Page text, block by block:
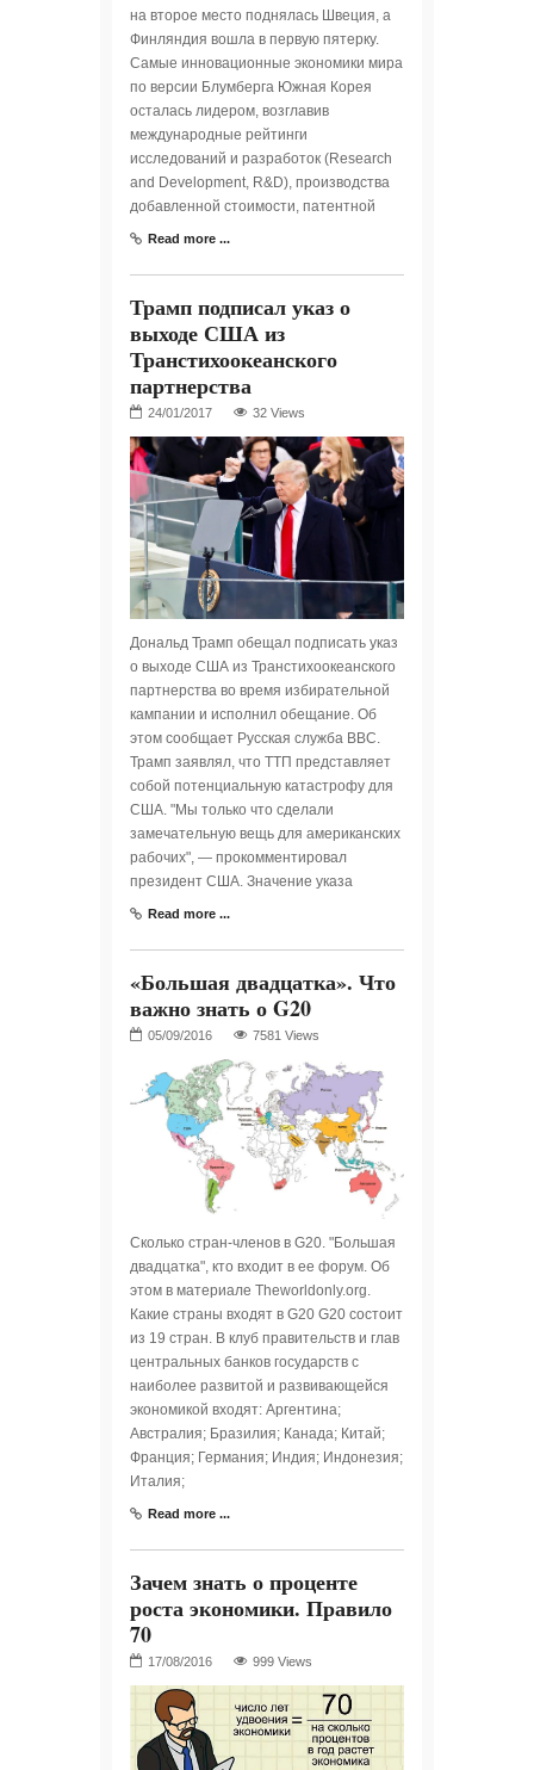
на второе место поднялась Швеция, а
Финляндия вошла в первую пятерку.
Самые инновационные экономики мира
по версии Блумберга Южная Корея
осталась лидером, возглавив
международные рейтинги
исследований и разработок (Research
and Development, R&D), производства
добавленной стоимости, патентной
Read more ...
Трамп подписал указ о
выходе США из
Транстихоокеанского
партнерства
32 Views
Дональд Трамп обещал подписать указ
о выходе США из Транстихоокеанского
партнерства во время избирательной
кампании и исполнил обещание. Об
этом сообщает Русская служба BBC.
Трамп заявлял, что ТТП представляет
собой потенциальную катастрофу для
США. "Мы только что сделали
замечательную вещь для американских
рабочих", — прокомментировал
президент США. Значение указа
Read more ...
«Большая двадцатка». Что
важно знать о G20
7581 Views
Сколько стран-членов в G20. "Большая
двадцатка", кто входит в ее форум. Об
этом в материале Theworldonly.org.
Какие страны входят в G20 G20 состоит
из 19 стран. В клуб правительств и глав
центральных банков государств с
наиболее развитой и развивающейся
экономикой входят: Аргентина;
Австралия; Бразилия; Канада; Китай;
Франция; Германия; Индия; Индонезия;
Италия;
Read more ...
Зачем знать о проценте
роста экономики. Правило
70
999 Views